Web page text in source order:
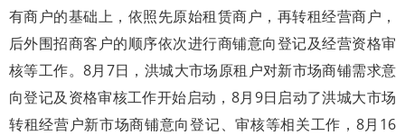
有商户的基础上，依照先原始租赁商户，再转租经营商户，
后外围招商客户的顺序依次进行商铺意向登记及经营资格审
核等工作。8月7日，洪城大市场原租户对新市场商铺需求意
向登记及资格审核工作开始启动，8月9日启动了洪城大市场
转租经营户新市场商铺意向登记、审核等相关工作，8月16